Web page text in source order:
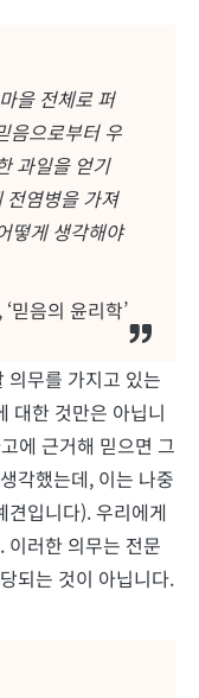
을 전체로 퍼
음으로부터 우
과일을 얻기
전염병을 가져
떻게 생각해야
믿음의 윤리학’
의무를 가지고 있는
대한 것만은 아닙니
에 근거해 믿으면 그
각했는데, 이는 나중
견입니다). 우리에게
이러한 의무는 전문
되는 것이 아닙니다.